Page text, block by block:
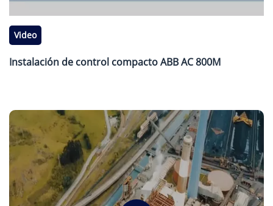
Video
Instalación de control compacto ABB AC 800M